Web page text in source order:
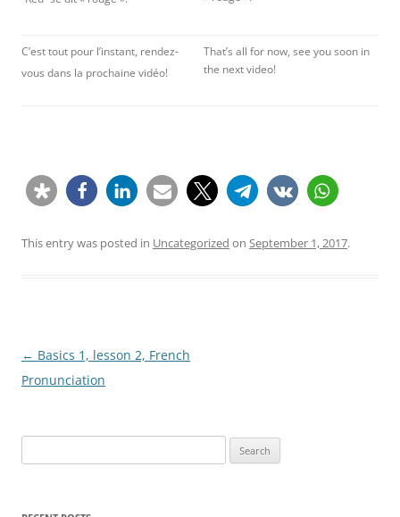
C’est tout pour l’instant, rendez-
vous dans la prochaine vidéo!
That’s all for now, see you soon in
the next video!
This entry was posted in Uncategorized on September 1, 2017.
Post
navigation
← Basics 1, lesson 2, French
Pronunciation
for: